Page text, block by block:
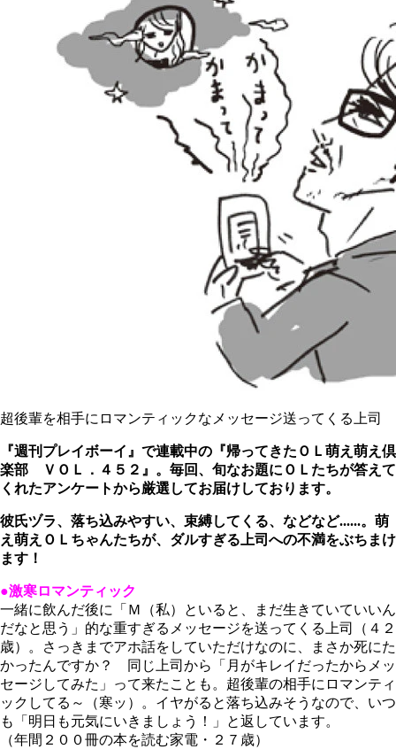
超後輩を相手にロマンティックなメッセージ送ってくる上司
『週刊プレイボーイ』で連載中の『帰ってきたＯＬ萌え萌え倶
楽部 ＶＯＬ．４５２』。毎回、旬なお題にＯＬたちが答えて
くれたアンケートから厳選してお届けしております。
彼氏ヅラ、落ち込みやすい、束縛してくる、などなど......。萌
え萌えＯＬちゃんたちが、ダルすぎる上司への不満をぶちまけ
ます！
●激寒ロマンティック
一緒に飲んだ後に「Ｍ（私）といると、まだ生きていていいん
だなと思う」的な重すぎるメッセージを送ってくる上司（４２
歳）。さっきまでアホ話をしていただけなのに、まさか死にた
かったんですか？ 同じ上司から「月がキレイだったからメッ
セージしてみた」って来たことも。超後輩の相手にロマンティ
ックしてる～（寒ッ）。イヤがると落ち込みそうなので、いつ
も「明日も元気にいきましょう！」と返しています。
（年間２００冊の本を読む家電・２７歳）